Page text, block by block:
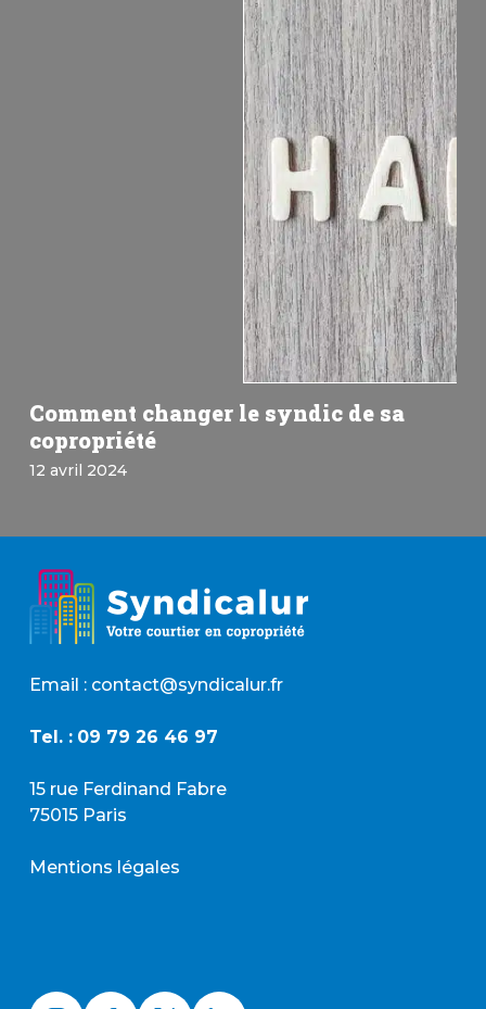
Comment changer le syndic de sa
copropriété
12 avril 2024
Email : contact@syndicalur.fr
Tel. : 09 79 26 46 97
15 rue Ferdinand Fabre
75015 Paris
Mentions légales